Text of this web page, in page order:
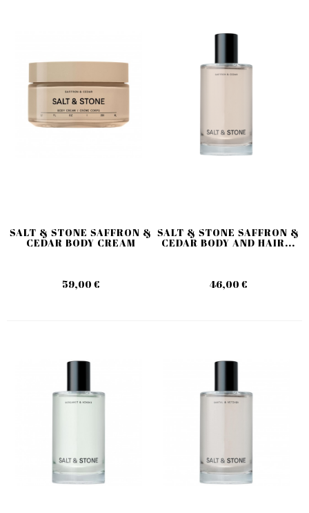
SALT & STONE SAFFRON &
CEDAR BODY CREAM
59,00 €
SALT & STONE SAFFRON &
CEDAR BODY AND HAIR...
46,00 €